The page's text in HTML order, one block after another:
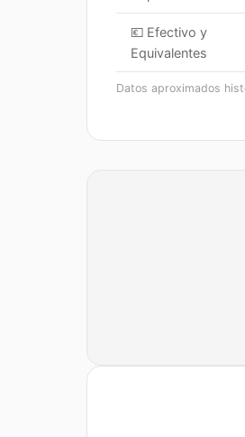
💶 Efectivo y
Equivalentes
Datos aproximados